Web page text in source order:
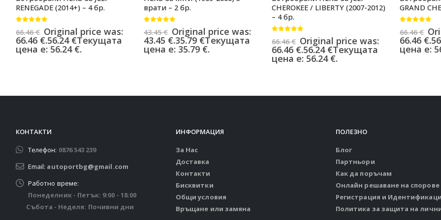
RENEGADE (2014+) – 4 бр.
66.46€ Original price was:
66.46 €.56.24 €Текущата
цена е: 56.24 €.
врати – 2 бр.
43.45€ Original price was:
43.45 €.35.79 €Текущата
цена е: 35.79 €.
CHEROKEE / LIBERTY (2007-2012)
– 4 бр.
66.46€ Original price was:
66.46 €.56.24 €Текущата
цена е: 56.24 €.
GRAND
66.46€
66.46 €.
цена е:
КОНТАКТИ
Телефон: 0876 543 239
Email: autoportbg@gmail.com
Работно време:
Понеделник - Петък: 9:00 - 18:00
Събота - Неделя: Почивни дни
ИНФОРМАЦИЯ
За Нас
Доставка
Контакти
Бисквитки
Общи условия
Връщане или замяна
ПОЛЕЗНО
Блог
Партньори
Как да поръчам
Онлайн решаване на спорове
Регистрация и
Политика за защита на